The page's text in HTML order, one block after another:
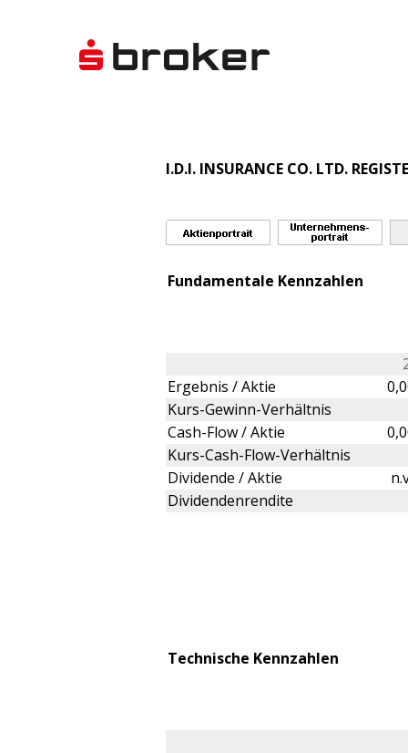
I.D.I. INSURANCE CO. LTD.
Fundamentale Kennzahlen
Ergebnis / Aktie
Kurs-Gewinn-Verhältnis
Cash-Flow / Aktie
Kurs-Cash-Flow-Verhältnis
Dividende / Aktie
Dividendenrendite
Technische Kennzahlen